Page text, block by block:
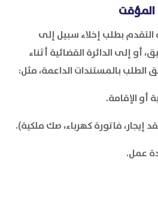
بطلب إخلاء سبيل إلى
أو إلى الدائرة القضائية أثناء
الطلب بالمستندات الداعمة، مثل: